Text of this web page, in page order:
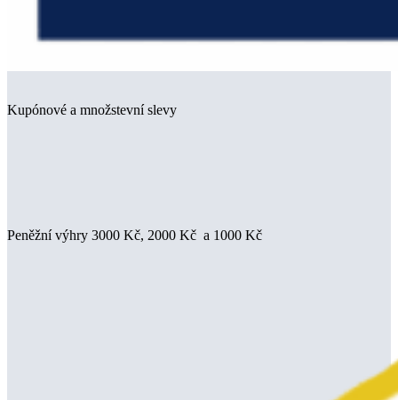
Kupónové a množstevní slevy
Peněžní výhry 3000 Kč, 2000 Kč a 1000 Kč